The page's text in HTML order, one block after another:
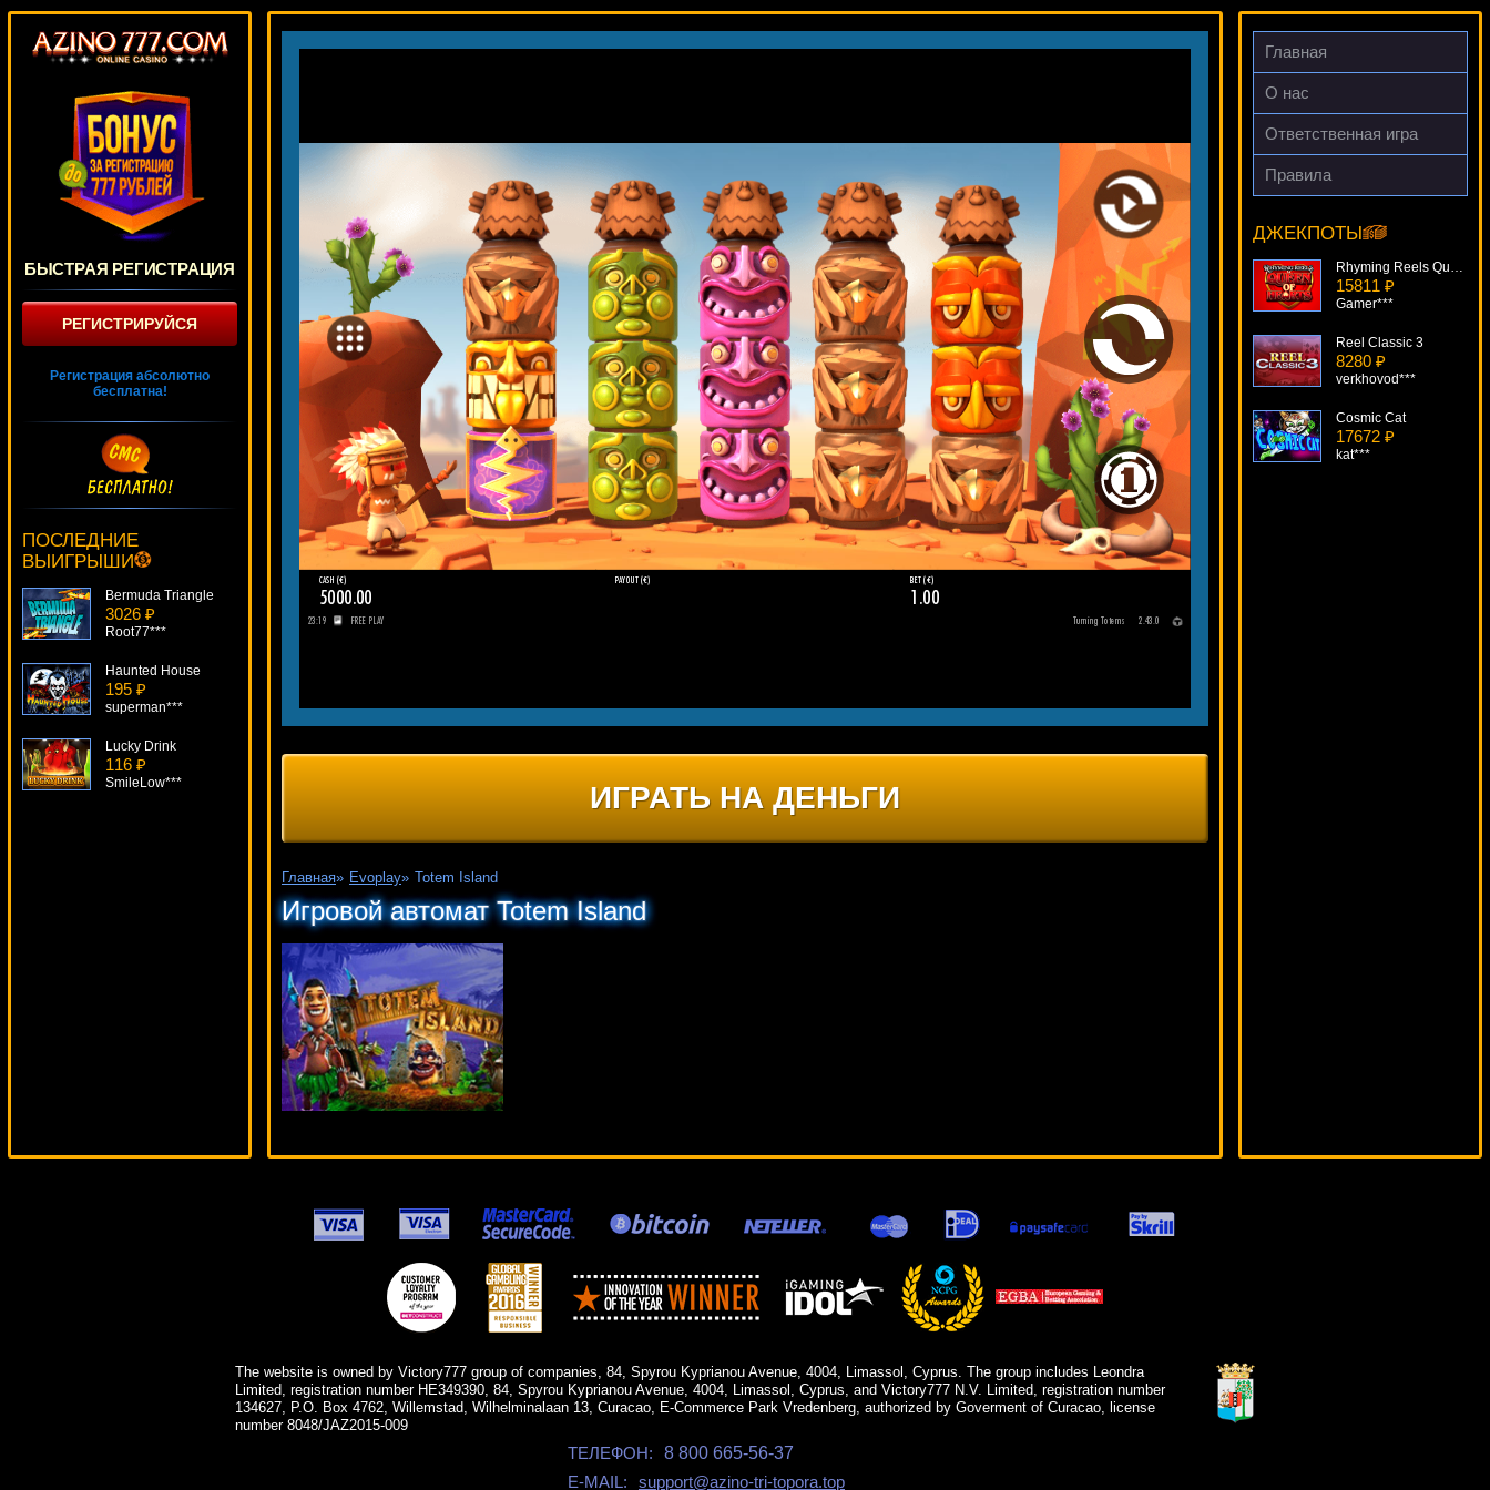
ИГРАТЬ НА ДЕНЬГИ
Главная» Evoplay» Totem Island
Игровой автомат Totem Island
БЫСТРАЯ РЕГИСТРАЦИЯ
РЕГИСТРИРУЙСЯ
Регистрация абсолютно
бесплатна!
ПОСЛЕДНИЕ
ВЫИГРЫШИ
Golden Lotus
1926 ₽
turen***
3026 ₽
Root77***
Haunted House
195 ₽
superman***
Lucky Drink
116 ₽
SmileLow***
The Ghouls
1736 ₽
kat***
Главная
О нас
Ответственная игра
Правила
ДЖЕКПОТЫ
13108 ₽
aleg***
Rhyming Reels Queen Of Hearts
Gamer***
Reel Classic 3
8280 ₽
verkhovod***
Cosmic Cat
17672 ₽
kat***
Secrets Of The Sand
6490 ₽
Deni***
The website is owned by Victory777 group of companies, 84, Spyrou Kyprianou Avenue, 4004, Limassol, Cyprus. The group includes Leondra
Limited, registration number HE349390, 84, Spyrou Kyprianou Avenue, 4004, Limassol, Cyprus, and Victory777 N.V. Limited, registration number
134627, P.O. Box 4762, Willemstad, Wilhelminalaan 13, Curacao, E-Commerce Park Vredenberg, authorized by Goverment of Curacao, license
number 8048/JAZ2015-009
ТЕЛЕФОН:
8 800 665-56-37
E-MAIL:
support@azino-tri-topora.top